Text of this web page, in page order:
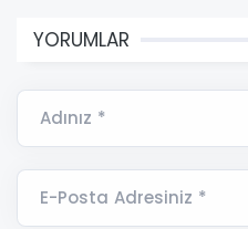
YORUMLAR
Adınız *
E-Posta Adresiniz *